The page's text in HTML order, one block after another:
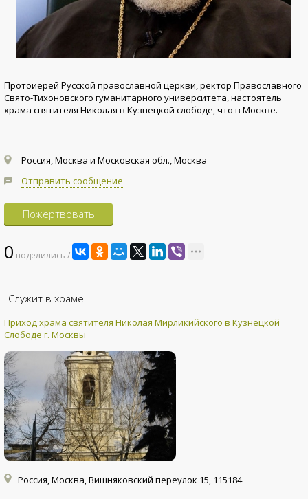
​​Протоиерей Русской православной церкви, ректор Православного
Свято-Тихоновского гуманитарного университета, настоятель
храма святителя Николая в Кузнецкой слободе, что в Москве.
Россия, Москва и Московская обл., Москва
Отправить сообщение
Пожертвовать
0 поделились /
Служит в храме
Приход храма святителя Николая Мирликийского в Кузнецкой
Слободе г. Москвы
Россия, Москва, Вишняковский переулок 15, 115184